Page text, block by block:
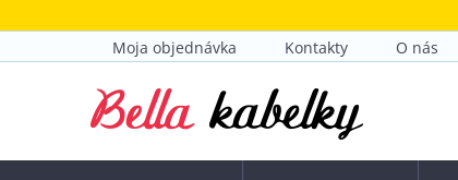
na
Moja objednávka
Kontakty O nás